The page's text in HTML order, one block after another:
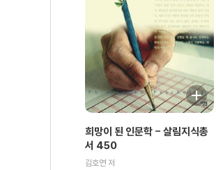
희망이 된 인문학 - 살림지식총
서 450
김호연 저